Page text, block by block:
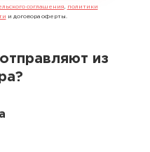
соглашения
политики
и договора оферты.
из